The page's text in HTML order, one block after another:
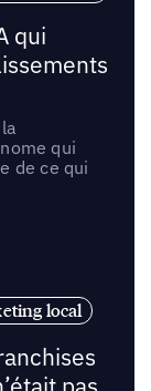
qui
qui
de ce qui
local